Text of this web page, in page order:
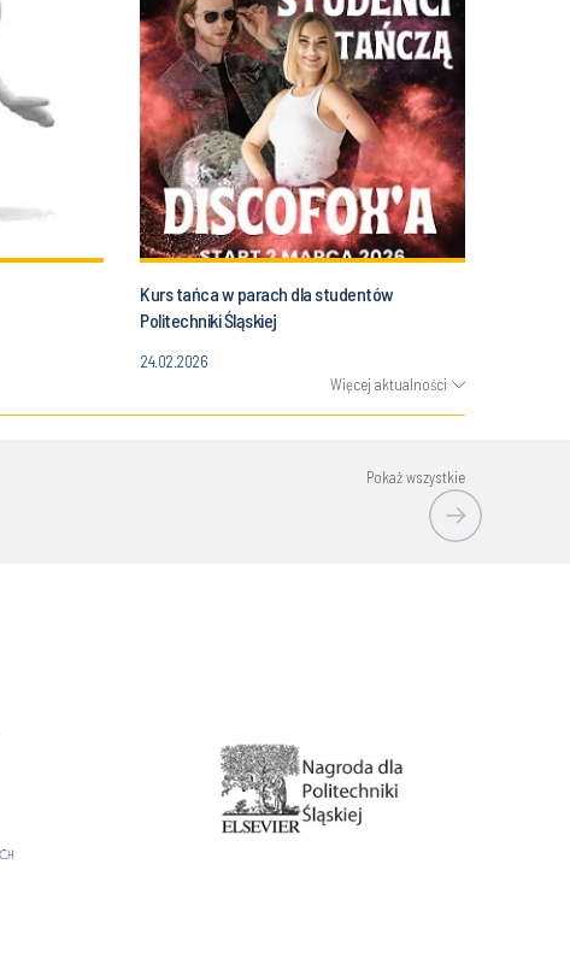
Kurs tańca w parach dla studentów
Politechniki Śląskiej
24.02.2026
Więcej aktualności
Pokaż wszystkie